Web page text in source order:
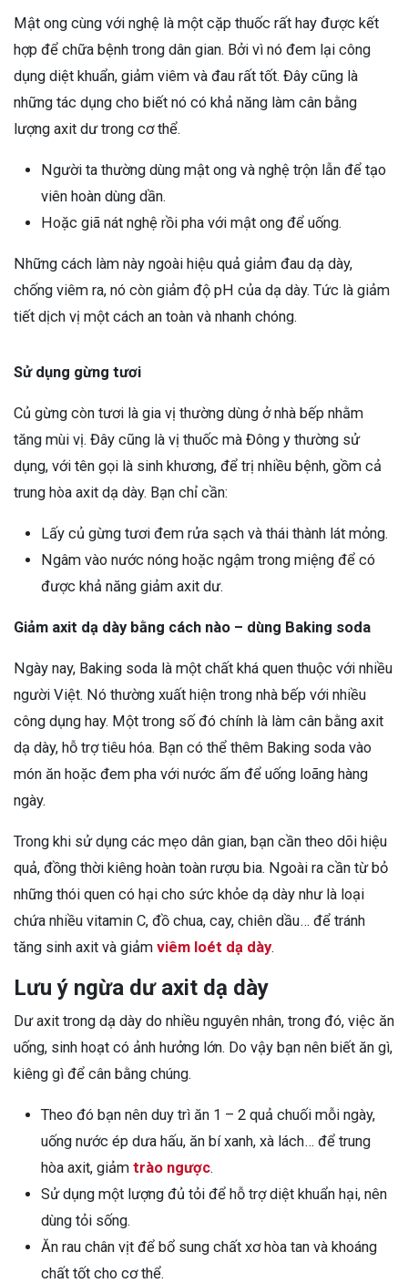
Mật ong cùng với nghệ là một cặp thuốc rất hay được kết
hợp để chữa bệnh trong dân gian. Bởi vì nó đem lại công
dụng diệt khuẩn, giảm viêm và đau rất tốt. Đây cũng là
những tác dụng cho biết nó có khả năng làm cân bằng
lượng axit dư trong cơ thể.
Người ta thường dùng mật ong và nghệ trộn lẫn để tạo
viên hoàn dùng dần.
Hoặc giã nát nghệ rồi pha với mật ong để uống.
Những cách làm này ngoài hiệu quả giảm đau dạ dày,
chống viêm ra, nó còn giảm độ pH của dạ dày. Tức là giảm
tiết dịch vị một cách an toàn và nhanh chóng.
Sử dụng gừng tươi
Củ gừng còn tươi là gia vị thường dùng ở nhà bếp nhằm
tăng mùi vị. Đây cũng là vị thuốc mà Đông y thường sử
dụng, với tên gọi là sinh khương, để trị nhiều bệnh, gồm cả
trung hòa axit dạ dày. Bạn chỉ cần:
Lấy củ gừng tươi đem rửa sạch và thái thành lát mỏng.
Ngâm vào nước nóng hoặc ngậm trong miệng để có
được khả năng giảm axit dư.
Giảm axit dạ dày bằng cách nào – dùng Baking soda
Ngày nay, Baking soda là một chất khá quen thuộc với nhiều
người Việt. Nó thường xuất hiện trong nhà bếp với nhiều
công dụng hay. Một trong số đó chính là làm cân bằng axit
dạ dày, hỗ trợ tiêu hóa. Bạn có thể thêm Baking soda vào
món ăn hoặc đem pha với nước ấm để uống loãng hàng
ngày.
Trong khi sử dụng các mẹo dân gian, bạn cần theo dõi hiệu
quả, đồng thời kiêng hoàn toàn rượu bia. Ngoài ra cần từ bỏ
những thói quen có hại cho sức khỏe dạ dày như là loại
chứa nhiều vitamin C, đồ chua, cay, chiên dầu… để tránh
tăng sinh axit và giảm viêm loét dạ dày.
Lưu ý ngừa dư axit dạ dày
Dư axit trong dạ dày do nhiều nguyên nhân, trong đó, việc ăn
uống, sinh hoạt có ảnh hưởng lớn. Do vậy bạn nên biết ăn gì,
kiêng gì để cân bằng chúng.
Theo đó bạn nên duy trì ăn 1 – 2 quả chuối mỗi ngày,
uống nước ép dưa hấu, ăn bí xanh, xà lách… để trung
hòa axit, giảm trào ngược.
Sử dụng một lượng đủ tỏi để hỗ trợ diệt khuẩn hại, nên
dùng tỏi sống.
Ăn rau chân vịt để bổ sung chất xơ hòa tan và khoáng
chất tốt cho cơ thể.